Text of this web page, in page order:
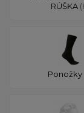
RÚŠKA
Ponožky